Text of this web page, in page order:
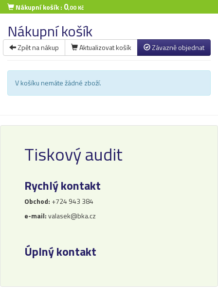
Nákupní košík : 0,00 Kč
Nákupní košík
Zpět na nákup Aktualizovat košík Závazně objednat
V košíku nemáte žádné zboží.
Tiskový audit
Rychlý kontakt
Obchod: +724 943 384
e-mail:valasek@bka.cz
Úplný kontakt